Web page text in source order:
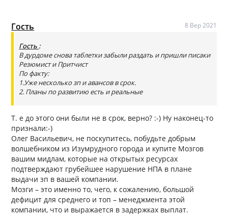
Гость 8 Вер 2021
Гость :
В дурдоме снова таблетки забыли раздать и пришли писаки
Резюмист и Притчист
По факту:
1.Уже несколько зп и авансов в срок.
2. Планы по развитию есть и реальные
Т. е до этого они были не в срок, верно? :-) Ну наконец-то
признали:-)
Олег Васильевич, не поскупитесь, побудьте добрым
волшебником из Изумрудного города и купите Мозгов
вашим мидлам, которые на открытых ресурсах
подтверждают грубейшее нарушение НПА в плане
выдачи зп в вашей компании.
Мозги – это именно то, чего, к сожалению, большой
дефицит для среднего и топ – менеджмента этой
компании, что и выражается в задержках выплат.